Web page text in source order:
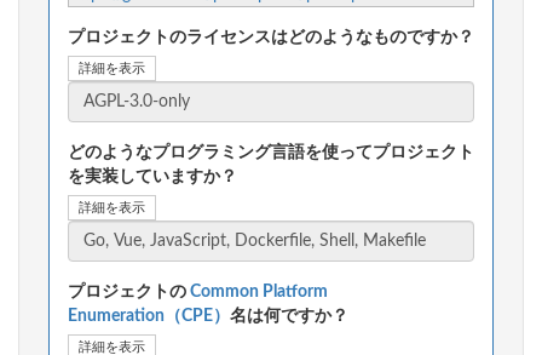
プロジェクトのライセンスはどのようなものですか？
詳細を表示
どのようなプログラミング言語を使ってプロジェクト
を実装していますか？
詳細を表示
プロジェクトの Common Platform
Enumeration（CPE） 名は何ですか？
詳細を表示